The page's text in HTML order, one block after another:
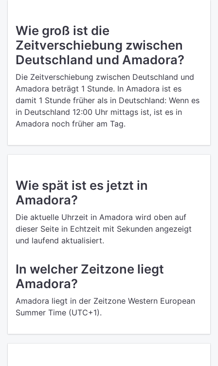
Wie groß ist die
Zeitverschiebung zwischen
Deutschland und Amadora?
Die Zeitverschiebung zwischen Deutschland und
Amadora beträgt 1 Stunde. In Amadora ist es
damit 1 Stunde früher als in Deutschland: Wenn es
in Deutschland 12:00 Uhr mittags ist, ist es in
Amadora noch früher am Tag.
Wie spät ist es jetzt in
Amadora?
Die aktuelle Uhrzeit in Amadora wird oben auf
dieser Seite in Echtzeit mit Sekunden angezeigt
und laufend aktualisiert.
In welcher Zeitzone liegt
Amadora?
Amadora liegt in der Zeitzone Western European
Summer Time (UTC+1).